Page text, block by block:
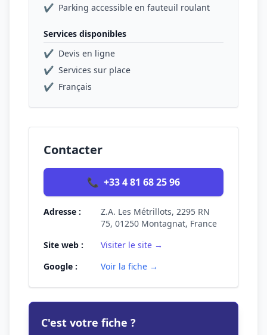
✔ Parking accessible en fauteuil roulant
Services disponibles
✔ Devis en ligne
✔ Services sur place
✔ Français
Contacter
📞 +33 4 81 68 25 96
Adresse :
Z.A. Les Métrillots, 2295 RN
75, 01250 Montagnat, France
Site web :
Visiter le site →
Google :
Voir la fiche →
C'est votre fiche ?